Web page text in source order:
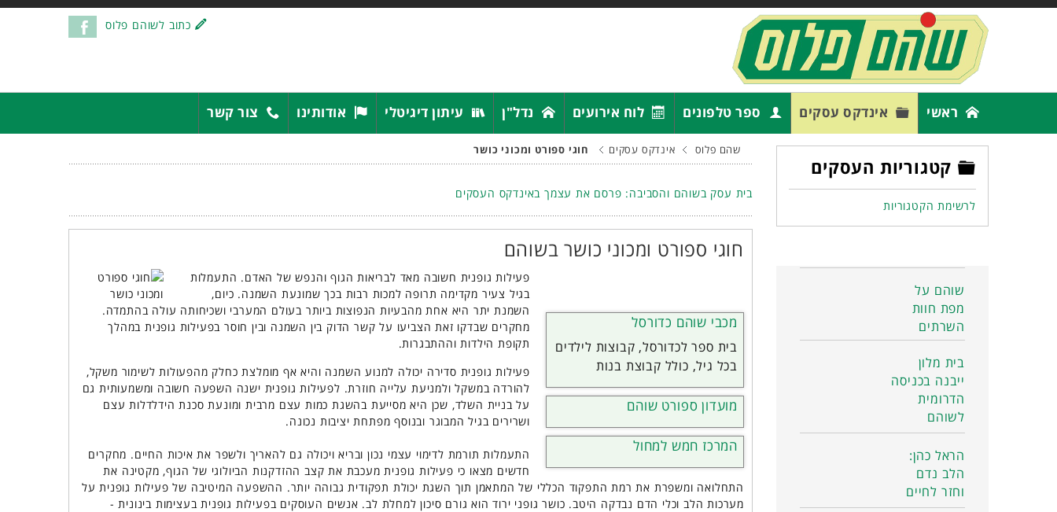
כתוב לשוהם פלוס
ראשי אינדקס עסקים ספר טלפונים לוח אירועים נדל"ן עיתון דיגיטלי אודותינו צור קשר
שהם פלוס אינדקס עסקים חוגי ספורט ומכוני כושר
בית עסק בשוהם והסביבה: פרסם את עצמך באינדקס העסקים
חוגי ספורט ומכוני כושר בשוהם
מכבי שוהם כדורסל
בית ספר לכדורסל, קבוצות לילדים
בכל גיל, כולל קבוצת בנות
מועדון ספורט שוהם
המרכז חמש למחול
פעילות גופנית חשובה מאד לבריאות הגוף והנפש של האדם. התעמלות
בגיל צעיר מקדימה תרופה למכות רבות בכך שמונעת השמנה. כיום,
השמנת יתר היא אחת מהבעיות הנפוצות ביותר בעולם המערבי ושכיחותה עולה בהתמדה.
מחקרים שבדקו זאת הצביעו על קשר הדוק בין השמנה ובין חוסר בפעילות גופנית במהלך
תקופת הילדות וההתבגרות.
פעילות גופנית סדירה יכולה למנוע השמנה והיא אף מומלצת כחלק מהפעולות לשימור משקל,
להורדה במשקל ולמניעת עלייה חוזרת. לפעילות גופנית ישנה השפעה חשובה ומשמעותית גם
על בניית השלד, שכן היא מסייעת בהשגת כמות עצם מרבית ומונעת סכנת הידלדלות עצם
ושרירים בגיל המבוגר ובנוסף מפתחת יציבות נכונה.
התעמלות תורמת לדימוי עצמי נכון ובריא ויכולה גם להאריך ולשפר את איכות החיים. מחקרים
חדשים מצאו כי פעילות גופנית מעכבת את קצב ההזדקנות הביולוגי של הגוף, מקטינה את
התחלואה ומשפרת את רמת התפקוד הכללי של המתאמן תוך השגת יכולת תפקודית גבוהה יותר. ההשפעה המיטיבה של פעילות גופנית על
מערכות הלב וכלי הדם נבדקה היטב. כושר גופני ירוד הוא גורם סיכון למחלת לב. אנשים העוסקים בפעילות גופנית בעצימות בינונית -
קטגוריות העסקים
לרשימת הקטגוריות
שוהם על
מפת חוות
השרתים
בית מלון
ייבנה בכניסה
הדרומית
לשוהם
הראל כהן:
הלב נדם
וחזר לחיים